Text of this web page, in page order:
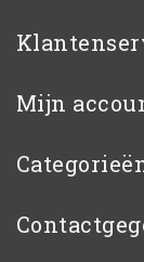
Mijn